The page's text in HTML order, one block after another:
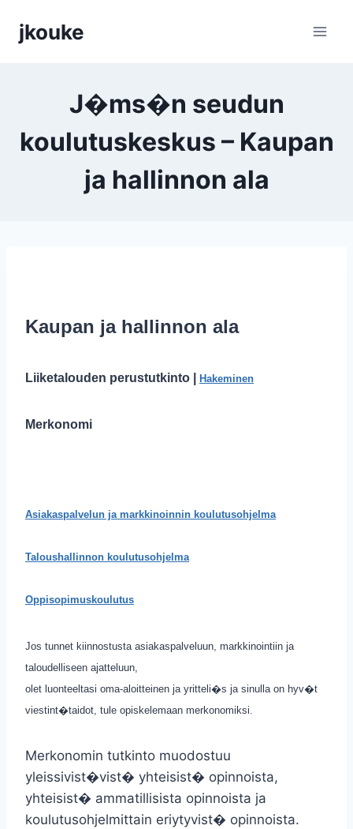
sisältöön
jkouke
J�ms�n seudun
koulutuskeskus – Kaupan
ja hallinnon ala
Kaupan ja hallinnon ala
Liiketalouden perustutkinto | Hakeminen
Merkonomi
Asiakaspalvelun ja markkinoinnin koulutusohjelma
Taloushallinnon koulutusohjelma
Oppisopimuskoulutus
Jos tunnet kiinnostusta asiakaspalveluun, markkinointiin ja
taloudelliseen ajatteluun,
olet luonteeltasi oma-aloitteinen ja yritteli�s ja sinulla on hyv�t
viestint�taidot, tule opiskelemaan merkonomiksi.
Merkonomin tutkinto muodostuu
yleissivist�vist� yhteisist� opinnoista,
yhteisist� ammatillisista opinnoista ja
koulutusohjelmittain eriytyvist� opinnoista.